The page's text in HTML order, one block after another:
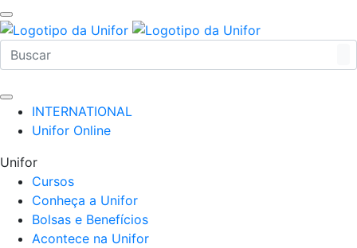
INTERNATIONAL
Unifor Online
Unifor
Cursos
Conheça a Unifor
Bolsas e Benefícios
Acontece na Unifor